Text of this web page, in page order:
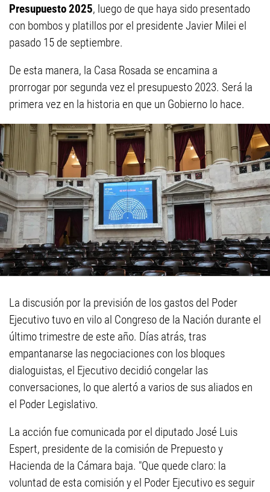
Presupuesto 2025, luego de que haya sido presentado
con bombos y platillos por el presidente Javier Milei el
pasado 15 de septiembre.
De esta manera, la Casa Rosada se encamina a
prorrogar por segunda vez el presupuesto 2023. Será la
primera vez en la historia en que un Gobierno lo hace.
La discusión por la previsión de los gastos del Poder
Ejecutivo tuvo en vilo al Congreso de la Nación durante el
último trimestre de este año. Días atrás, tras
empantanarse las negociaciones con los bloques
dialoguistas, el Ejecutivo decidió congelar las
conversaciones, lo que alertó a varios de sus aliados en
el Poder Legislativo.
La acción fue comunicada por el diputado José Luis
Espert, presidente de la comisión de Prepuesto y
Hacienda de la Cámara baja. "Que quede claro: la
voluntad de esta comisión y el Poder Ejecutivo es seguir